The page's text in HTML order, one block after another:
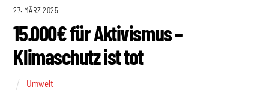
27. MÄRZ 2025
15.000€ für Aktivismus –
Klimaschutz ist tot
Umwelt